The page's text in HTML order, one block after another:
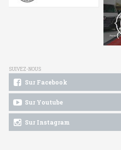
SUIVEZ-NOUS
Sur Facebook
Sur Youtube
Sur Instagram